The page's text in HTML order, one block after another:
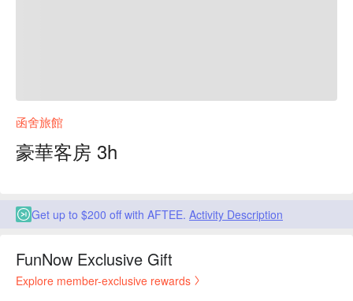
函舍旅館
豪華客房 3h
Get up to $200 off with AFTEE. Activity Description
FunNow Exclusive Gift
Explore member-exclusive rewards